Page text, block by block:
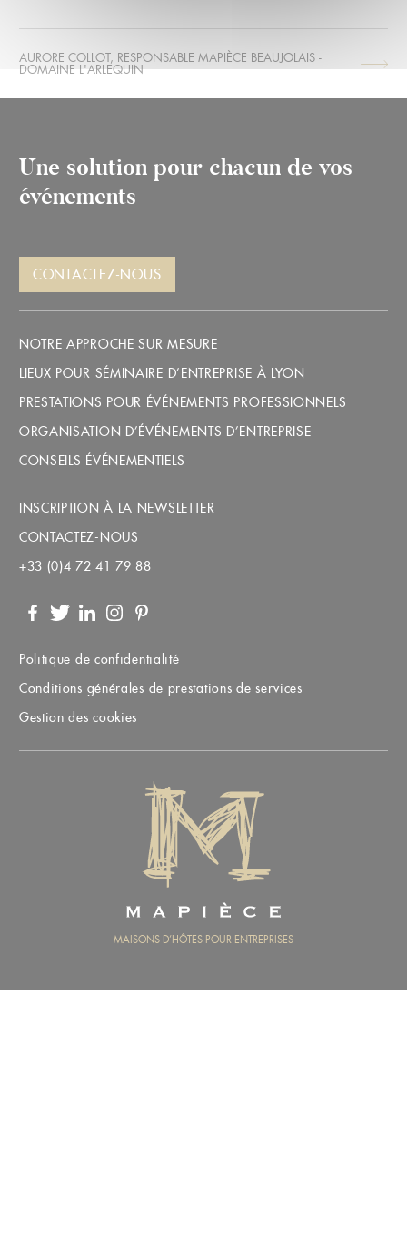
ARTICLE
AURORE COLLOT, RESPONSABLE MAPIÈCE BEAUJOLAIS -
DOMAINE L'ARLEQUIN
Une solution pour chacun de vos
événements
CONTACTEZ-NOUS
NOTRE APPROCHE SUR MESURE
LIEUX POUR SÉMINAIRE D’ENTREPRISE À LYON
PRESTATIONS POUR ÉVÉNEMENTS PROFESSIONNELS
ORGANISATION D’ÉVÉNEMENTS D’ENTREPRISE
CONSEILS ÉVÉNEMENTIELS
INSCRIPTION À LA NEWSLETTER
CONTACTEZ-NOUS
+33 (0)4 72 41 79 88
Politique de confidentialité
Conditions générales de prestations de services
Gestion des cookies
MAISONS D’HÔTES POUR ENTREPRISES